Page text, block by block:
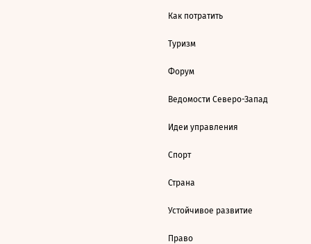
Как потратить
Туризм
Форум
Ведомости Северо-Запад
Идеи управления
Спорт
Страна
Устойчивое развитие
Право